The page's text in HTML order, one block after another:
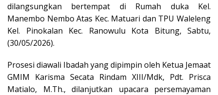
dilangsungkan bertempat di Rumah duka Kel.
Manembo Nembo Atas Kec. Matuari dan TPU Waleleng
Kel. Pinokalan Kec. Ranowulu Kota Bitung, Sabtu,
(30/05/2026).
Prosesi diawali Ibadah yang dipimpin oleh Ketua Jemaat
GMIM Karisma Secata Rindam XIII/Mdk, Pdt. Prisca
Matialo, M.Th., dilanjutkan upacara persemayaman